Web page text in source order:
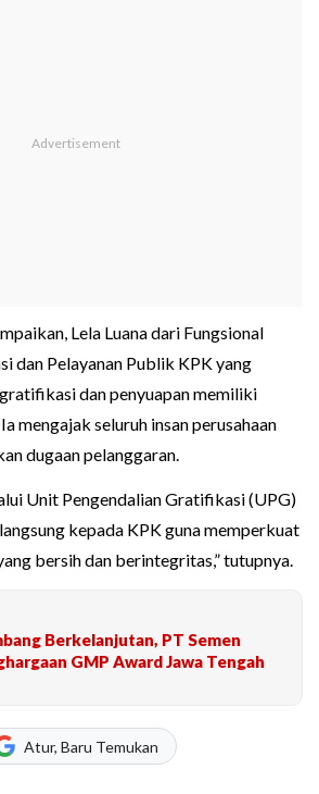
Lela Luana dari Fungsional
dan Pelayanan Publik KPK yang
dan penyuapan memiliki
mengajak seluruh insan perusahaan
dugaan pelanggaran.
Unit Pengendalian Gratifikasi (UPG)
kepada KPK guna memperkuat
bersih dan berintegritas,” tutupnya.
Berkelanjutan, PT Semen
GMP Award Jawa Tengah
Atur, Baru Temukan